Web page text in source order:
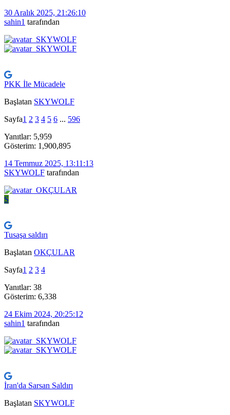
30 Aralık 2025, 21:26:10
sahin1 tarafından
PKK İle Mücadele
Başlatan SKYWOLF
Sayfa1 2 3 4 5 6 ... 596
Yanıtlar: 5,959
Gösterim: 1,900,895
14 Temmuz 2025, 13:11:13
SKYWOLF tarafından
S
Tusaşa saldırı
Başlatan OKÇULAR
Sayfa1 2 3 4
Yanıtlar: 38
Gösterim: 6,338
24 Ekim 2024, 20:25:12
sahin1 tarafından
İran'da Sarsan Saldırı
Başlatan SKYWOLF